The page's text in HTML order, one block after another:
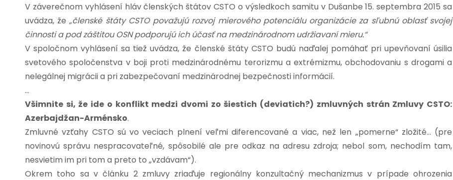
V záverečnom vyhlásení hláv členských štátov CSTO o výsledkoch samitu v Dušanbe 15. septembra 2015 sa
uvádza, že„členské štáty CSTO považujú rozvoj mierového potenciálu organizácie za sľubnú oblasť svojej
činnosti a pod záštitou OSN podporujú ich účasť na medzinárodnom udržiavaní mieru.“
V spoločnom vyhlásení sa tiež uvádza, že členské štáty CSTO budú naďalej pomáhať pri upevňovaní úsilia
svetového spoločenstva v boji proti medzinárodnému terorizmu a extrémizmu, obchodovaniu s drogami a
nelegálnej migrácii a pri zabezpečovaní medzinárodnej bezpečnosti informácií.
…
Všimnite si, že ide o konflikt medzi dvomi zo šiestich (deviatich?) zmluvných strán Zmluvy CSTO:
Azerbajdžan-Arménsko.
Zmluvné vzťahy CSTO sú vo veciach plnení veľmi diferencované a viac, než len „pomerne“ zložité… (pre
novinovú správu nespracovateľné, spôsobilé ale pre odkaz na adresu zdroja; nebol som, nechodím tam,
nesvietim im pri tom a preto to „vzdávam“).
Okrem toho sa v článku 2 zmluvy zriaďuje regionálny konzultačný mechanizmus v prípade ohrozenia